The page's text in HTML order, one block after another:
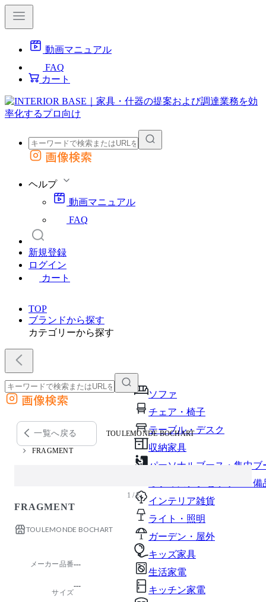
動画マニュアル
FAQ
カート
外部サイトの商品をカートに追加
画像検索
ヘルプ
動画マニュアル
FAQ
新規登録
ログイン
カート
TOP
ブランドから探す
カテゴリーから探す
ソファ
チェア・椅子
テーブル・デスク
収納家具
パーソナルブース・集中ブ
オフィスアクセサリー・備
インテリア雑貨
ライト・照明
ガーデン・屋外
キッズ家具
生活家電
キッチン家電
外部サイトの商品をカートに追加
他のサイトで見つけた商品ページのURLを貼り付けて、カートに追加できます
画像検索
一覧へ戻る TOULEMONDE BOCHART
FRAGMENT
1 / 2
FRAGMENT
TOULEMONDE BOCHART
メーカー品番---
サイズ
---